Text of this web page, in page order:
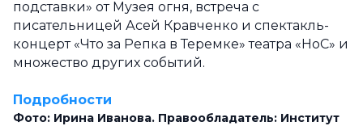
подставки» от Музея огня, встреча с
писательницей Асей Кравченко и спектакль-
концерт «Что за Репка в Теремке» театра «НоС» и
множество других событий.
Подробности
Фото: Ирина Иванова. Правообладатель: Институт